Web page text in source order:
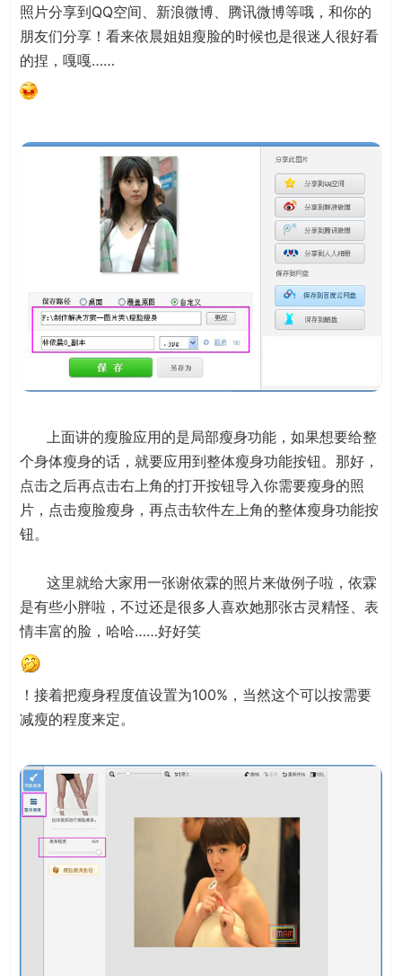
照片分享到QQ空间、新浪微博、腾讯微博等哦，和你的
朋友们分享！看来依晨姐姐瘦脸的时候也是很迷人很好看
的捏，嘎嘎……
上面讲的瘦脸应用的是局部瘦身功能，如果想要给整
个身体瘦身的话，就要应用到整体瘦身功能按钮。那好，
点击之后再点击右上角的打开按钮导入你需要瘦身的照
片，点击瘦脸瘦身，再点击软件左上角的整体瘦身功能按
钮。
这里就给大家用一张谢依霖的照片来做例子啦，依霖
是有些小胖啦，不过还是很多人喜欢她那张古灵精怪、表
情丰富的脸，哈哈……好好笑
！接着把瘦身程度值设置为100%，当然这个可以按需要
减瘦的程度来定。